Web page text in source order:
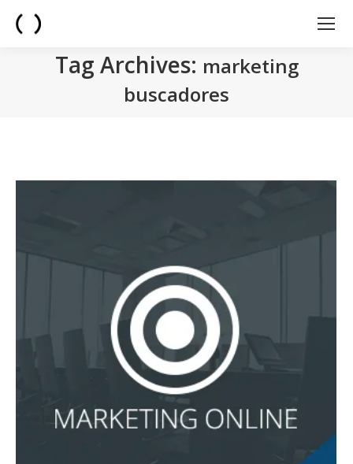
Tag Archives: marketing
buscadores